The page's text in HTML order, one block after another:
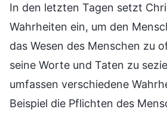
In den letzten Tagen setzt
Wahrheiten ein, um den
das Wesen des Menschen zu
seine Worte und Taten zu
umfassen verschiedene
Beispiel die Pflichten des